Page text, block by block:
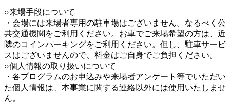
○来場手段について
・会場には来場者専用の駐車場はございません。なるべく公
共交通機関をご利用ください。お車でご来場希望の方は、近
隣のコインパーキングをご利用ください。但し、駐車サービ
スはございませんので、料金はご自身でご負担ください。
○個人情報の取り扱いについて
・各プログラムのお申込みや来場者アンケート等でいただい
た個人情報は、本事業に関する連絡以外には使用いたしませ
ん。